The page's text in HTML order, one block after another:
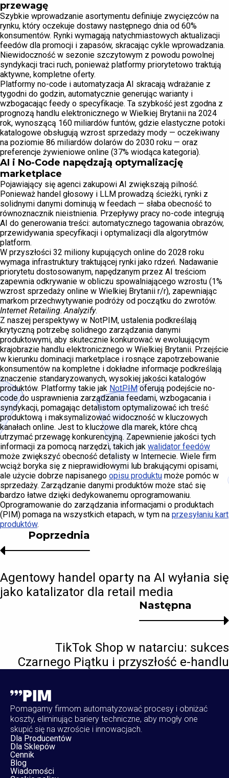
przewagę
Szybkie wprowadzanie asortymentu definiuje zwycięzców na
rynku, który oczekuje dostawy następnego dnia od 60%
konsumentów. Rynki wymagają natychmiastowych aktualizacji
feedów dla promocji i zapasów, skracając cykle wprowadzania.
Niewidoczność w sezonie szczytowym z powodu powolnej
syndykacji traci ruch, ponieważ platformy priorytetowo traktują
aktywne, kompletne oferty.
Platformy no-code i automatyzacja AI skracają wdrażanie z
tygodni do godzin, automatycznie generując warianty i
wzbogacając feedy o specyfikacje. Ta szybkość jest zgodna z
prognozą handlu elektronicznego w Wielkiej Brytanii na 2024
rok, wynoszącą 160 miliardów funtów, gdzie elastyczne potoki
katalogowe obsługują wzrost sprzedaży mody — oczekiwany
na poziomie 86 miliardów dolarów do 2030 roku — oraz
preferencje żywieniowe online (37% wiodąca kategoria).
AI i No-Code napędzają optymalizację
marketplace
Pojawiający się agenci zakupowi AI zwiększają pilność.
Ponieważ handel głosowy i LLM prowadzą ścieżki, rynki z
solidnymi danymi dominują w feedach — słaba obecność to
równoznacznik nieistnienia. Przepływy pracy no-code integrują
AI do generowania treści: automatycznego tagowania obrazów,
przewidywania specyfikacji i optymalizacji dla algorytmów
platform.
W przyszłości 32 miliony kupujących online do 2028 roku
wymaga infrastruktury traktującej rynki jako rdzeń. Nadawanie
priorytetu dostosowanym, napędzanym przez AI treściom
zapewnia odkrywanie w obliczu spowalniającego wzrostu (1%
wzrost sprzedaży online w Wielkiej Brytanii r/r), zapewniając
markom przechwytywanie podróży od początku do zwrotów.
Internet Retailing.Analyzify.
Z naszej perspektywy w NotPIM, ustalenia podkreślają
krytyczną potrzebę solidnego zarządzania danymi
produktowymi, aby skutecznie konkurować w ewoluującym
krajobrazie handlu elektronicznego w Wielkiej Brytanii. Przejście
w kierunku dominacji marketplace i rosnące zapotrzebowanie
konsumentów na kompletne i dokładne informacje podkreślają
znaczenie standaryzowanych, wysokiej jakości katalogów
produktów. Platformy takie jak NotPIMoferują podejście no-
code do usprawnienia zarządzania feedami, wzbogacania i
syndykacji, pomagając detalistom optymalizować ich treść
produktową i maksymalizować widoczność w kluczowych
kanałach online. Jest to kluczowe dla marek, które chcą
utrzymać przewagę konkurencyjną. Zapewnienie jakości tych
informacji za pomocą narzędzi, takich jak walidator feedów
może zwiększyć obecność detalisty w Internecie. Wiele firm
wciąż boryka się z nieprawidłowymi lub brakującymi opisami,
ale użycie dobrze napisanego opisu produktu może pomóc w
sprzedaży. Zarządzanie danymi produktów może stać się
bardzo łatwe dzięki dedykowanemu oprogramowaniu.
Oprogramowanie do zarządzania informacjami o produktach
(PIM) pomaga na wszystkich etapach, w tym na przesyłaniu kart
produktów.
Następna
TikTok Shop w natarciu: sukces
Czarnego Piątku i przyszłość e-handlu
Poprzednia
Agentowy handel oparty na AI wyłania się
jako katalizator dla retail media
Pomagamy firmom automatyzować procesy i obniżać
koszty, eliminując bariery techniczne, aby mogły one
skupić się na wzroście i innowacjach.
Dla Producentów
Dla Sklepów
Cennik
Blog
Wiadomości